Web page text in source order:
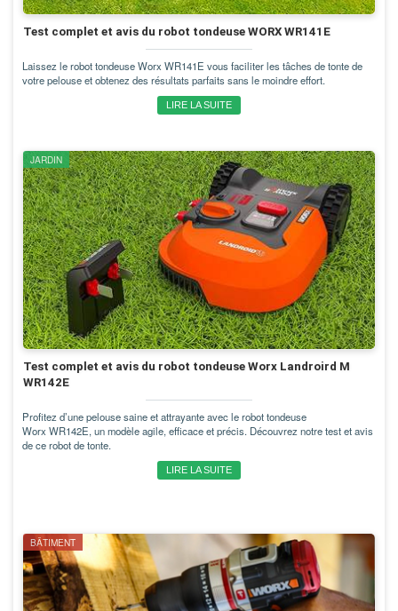
Test complet et avis du robot tondeuse WORX WR141E
Laissez le robot tondeuse Worx WR141E vous faciliter les tâches de tonte de
votre pelouse et obtenez des résultats parfaits sans le moindre effort.
LIRE LA SUITE
JARDIN
Test complet et avis du robot tondeuse Worx Landroird M
WR142E
Profitez d’une pelouse saine et attrayante avec le robot tondeuse
Worx WR142E, un modèle agile, efficace et précis. Découvrez notre test et avis
de ce robot de tonte.
LIRE LA SUITE
BÂTIMENT